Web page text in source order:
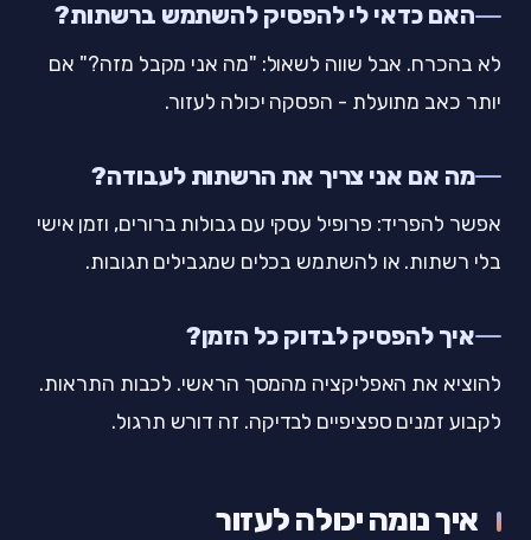
האם כדאי לי להפסיק להשתמש ברשתות?
לא בהכרח. אבל שווה לשאול: "מה אני מקבל מזה?" אם
יותר כאב מתועלת - הפסקה יכולה לעזור.
מה אם אני צריך את הרשתות לעבודה?
אפשר להפריד: פרופיל עסקי עם גבולות ברורים, וזמן אישי
בלי רשתות. או להשתמש בכלים שמגבילים תגובות.
איך להפסיק לבדוק כל הזמן?
להוציא את האפליקציה מהמסך הראשי. לכבות התראות.
לקבוע זמנים ספציפיים לבדיקה. זה דורש תרגול.
איך נומה יכולה לעזור